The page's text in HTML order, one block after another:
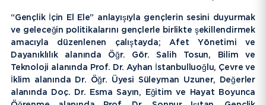
“Gençlik İçin El Ele” anlayışıyla gençlerin sesini duyurmak
ve geleceğin politikalarını gençlerle birlikte şekillendirmek
amacıyla düzenlenen çalıştayda; Afet Yönetimi ve
Dayanıklılık alanında Öğr. Gör. Salih Tosun, Bilim ve
Teknoloji alanında Prof. Dr. Ayhan İstanbulluoğlu, Çevre ve
İklim alanında Dr. Öğr. Üyesi Süleyman Uzuner, Değerler
alanında Doç. Dr. Esma Sayın, Eğitim ve Hayat Boyunca